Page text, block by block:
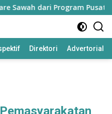
dari Program Pusat
Direktori Advertorial